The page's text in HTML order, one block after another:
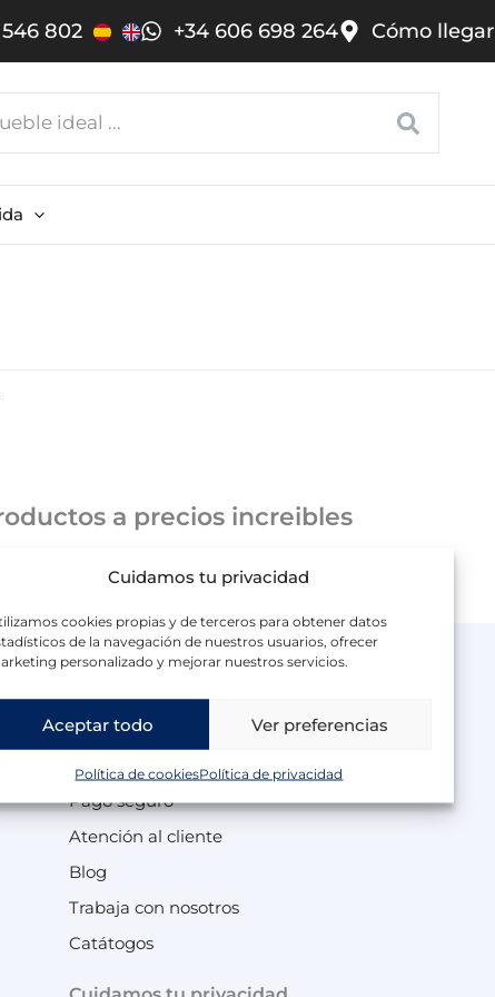
Cuidamos tu privacidad
cookies propias y de terceros para obtener datos
de la navegación de nuestros usuarios, ofrecer
personalizado y mejorar nuestros servicios.
Aceptar todo Ver preferencias
Política de cookiesPolítica de privacidad
802 +34 606 698 264 Cómo llegar
a precios increibles
Información
Envío y devoluciones
Pago seguro
Atención al cliente
Blog
Trabaja con nosotros
Catátogos
Ofertas